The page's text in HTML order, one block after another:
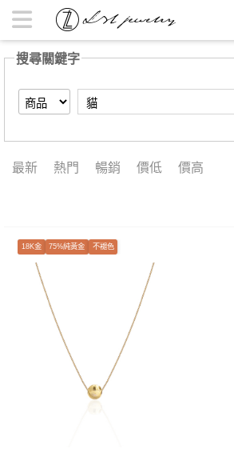
【貓】搜尋結果 | LZL Jewelry 輕珠寶飾品
搜尋關鍵字
最新 熱門 暢銷 價低 價高
18K金 75%純黃金 不褪色